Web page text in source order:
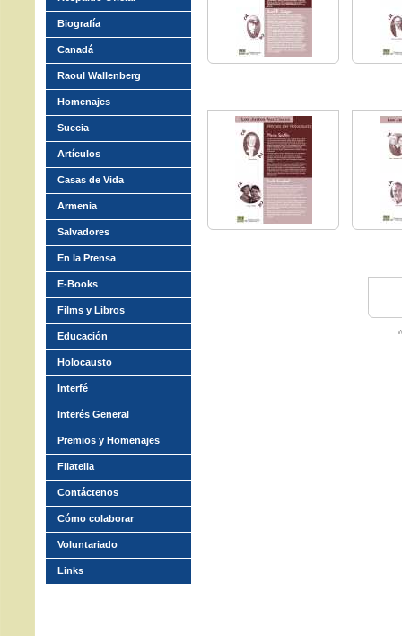
Biografía
Canadá
Raoul Wallenberg
Homenajes
Suecia
Artículos
Casas de Vida
Armenia
Salvadores
En la Prensa
E-Books
Films y Libros
Educación
Holocausto
Interfé
Interés General
Premios y Homenajes
Filatelia
Contáctenos
Cómo colaborar
Voluntariado
Links